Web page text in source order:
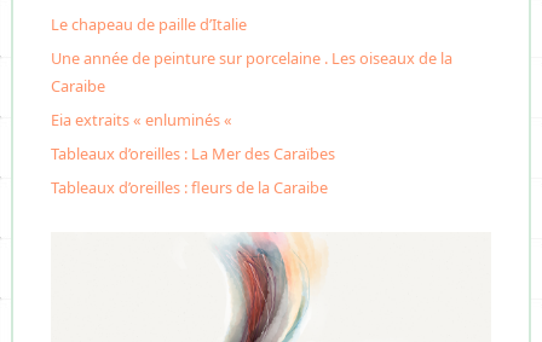
Le chapeau de paille d’Italie
Une année de peinture sur porcelaine . Les oiseaux de la
Caraibe
Eia extraits « enluminés «
Tableaux d’oreilles : La Mer des Caraïbes
Tableaux d’oreilles : fleurs de la Caraibe